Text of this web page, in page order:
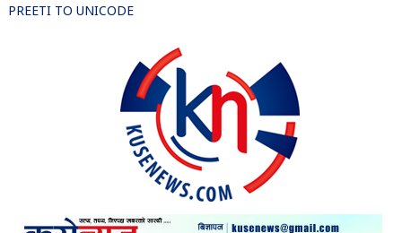
PREETI TO UNICODE